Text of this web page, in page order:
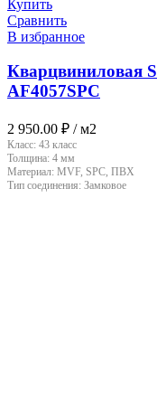
Купить
Сравнить
В избранное
Кварцвиниловая
AF4057SPC
2 950.00 ₽ / м2
Класс: 43 класс
Толщина: 4 мм
Материал: MVF, SPC, ПВХ
Тип соединения: Замковое